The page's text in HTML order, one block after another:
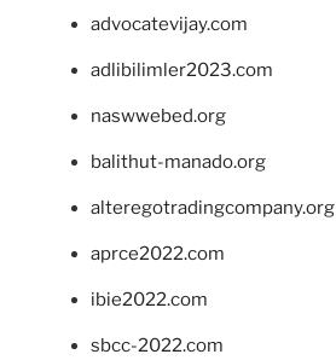
advocatevijay.com
adlibilimler2023.com
naswwebed.org
balithut-manado.org
alteregotradingcompany.org
aprce2022.com
ibie2022.com
sbcc-2022.com